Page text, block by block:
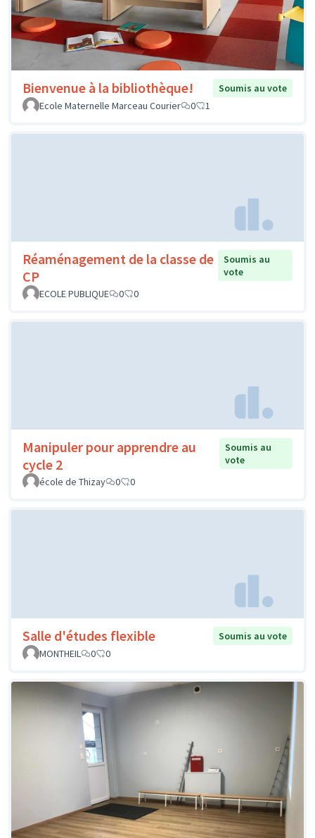
Bienvenue à la bibliothèque!
Soumis au vote
Ecole Maternelle Marceau Courier
0 1
Réaménagement de la classe de
CP
Soumis au
vote
ECOLE PUBLIQUE
0 0
Manipuler pour apprendre au
cycle 2
Soumis au
vote
école de Thizay
0 0
Salle d'études flexible
Soumis au vote
MONTHEIL
0 0